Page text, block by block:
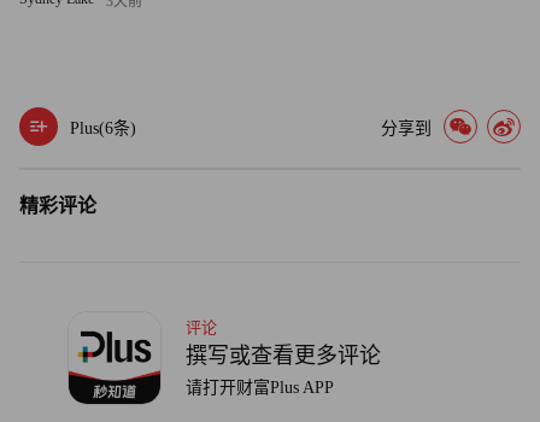
超微电脑表示，乔尔达诺与美国科律律师事务所（Cooley
件，并对现任及前任员工、管理层、顾问及董事会成员进行
了68次证人面谈，此外还与前审计机构安永和德勤
施到位方面存在“疏漏”，包括与公司前首席财务官签订的咨
这家科技公司正在招聘新首席财务官、首席会计官和首席合
规官。超微电脑还将任命一名总法律顾问，并将“扩大内部
律师团队规模，使其与超微电脑的规模和复杂程度相称，特
Plus(6条) 分享到
精彩评论
评论
撰写或查看更多评论
请打开财富Plus APP